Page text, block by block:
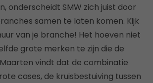
onderscheidt SMW zich juist door
samen te laten komen. Kijk
van je branche! Het hoeven niet
grote merken te zijn die de
vindt dat de combinatie
cases, de kruisbestuiving tussen